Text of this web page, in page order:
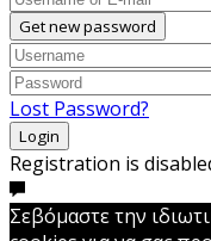
Get new password
Lost Password?
Login
Registration is
Σεβόμαστε την